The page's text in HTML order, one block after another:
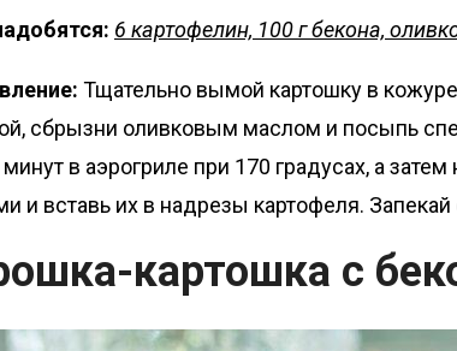
6 картофелин, 100 г бекона,
Тщательно вымой картошку в
сбрызни оливковым маслом и посыпь
в аэрогриле при 170 градусах, а
и вставь их в надрезы картофеля.
картошка с